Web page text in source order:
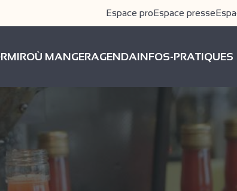
Espace proEspace presse
OÙ MANGERAGENDAINFOS-PRATIQUES